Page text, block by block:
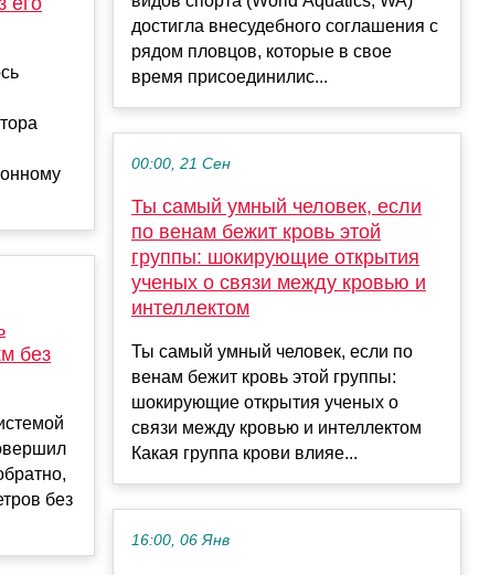
без
без
достигла внесудебного соглашения с
рядом пловцов, которые в свое
время присоединилис...
00:00, 21 Сен
Ты самый умный человек, если
по венам бежит кровь этой
группы: шокирующие открытия
ученых о связи между кровью и
интеллектом
Ты самый умный человек, если по
венам бежит кровь этой группы:
шокирующие открытия ученых о
связи между кровью и интеллектом
Какая группа крови влияе...
16:00, 06 Янв